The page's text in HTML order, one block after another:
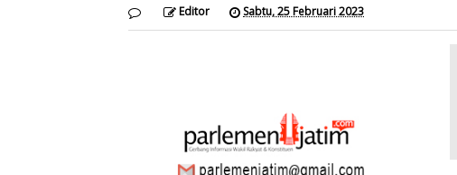
Editor Sabtu, 25 Februari 2023